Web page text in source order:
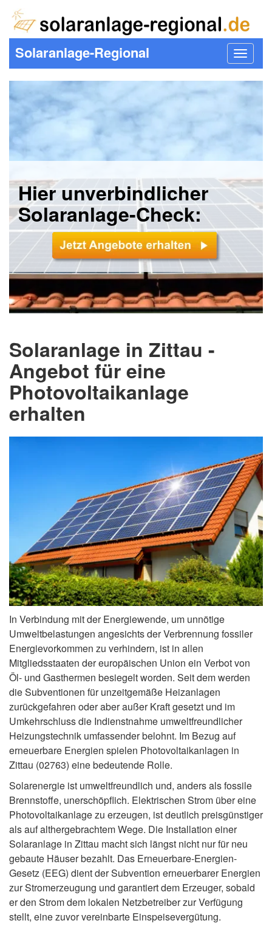
Toggle
Solaranlage-Regional
Hier unverbindlicher
Solaranlage-Check:
Solaranlage in Zittau -
Angebot für eine
Photovoltaikanlage
erhalten
In Verbindung mit der Energiewende, um unnötige
Umweltbelastungen angesichts der Verbrennung fossiler
Energievorkommen zu verhindern, ist in allen
Mitgliedsstaaten der europäischen Union ein Verbot von
Öl- und Gasthermen besiegelt worden. Seit dem werden
die Subventionen für unzeitgemäße Heizanlagen
zurückgefahren oder aber außer Kraft gesetzt und im
Umkehrschluss die Indienstnahme umweltfreundlicher
Heizungstechnik umfassender belohnt. Im Bezug auf
erneuerbare Energien spielen Photovoltaikanlagen in
Zittau (02763) eine bedeutende Rolle.
Solarenergie ist umweltfreundlich und, anders als fossile
Brennstoffe, unerschöpflich. Elektrischen Strom über eine
Photovoltaikanlage zu erzeugen, ist deutlich preisgünstiger
als auf althergebrachtem Wege. Die Installation einer
Solaranlage in Zittau macht sich längst nicht nur für neu
gebaute Häuser bezahlt. Das Erneuerbare-Energien-
Gesetz (EEG) dient der Subvention erneuerbarer Energien
zur Stromerzeugung und garantiert dem Erzeuger, sobald
er den Strom dem lokalen Netzbetreiber zur Verfügung
stellt, eine zuvor vereinbarte Einspeisevergütung.